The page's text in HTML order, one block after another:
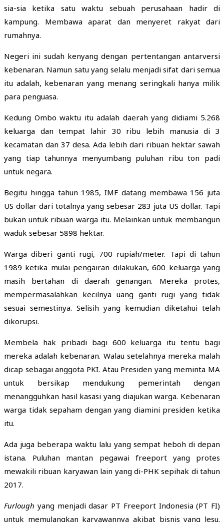
sia-sia ketika satu waktu sebuah perusahaan hadir di
kampung. Membawa aparat dan menyeret rakyat dari
rumahnya.
Negeri ini sudah kenyang dengan pertentangan antarversi
kebenaran. Namun satu yang selalu menjadi sifat dari semua
itu adalah, kebenaran yang menang seringkali hanya milik
para penguasa.
Kedung Ombo waktu itu adalah daerah yang didiami 5.268
keluarga dan tempat lahir 30 ribu lebih manusia di 3
kecamatan dan 37 desa. Ada lebih dari ribuan hektar sawah
yang tiap tahunnya menyumbang puluhan ribu ton padi
untuk negara.
Begitu hingga tahun 1985, IMF datang membawa 156 juta
US dollar dari totalnya yang sebesar 283 juta US dollar. Tapi
bukan untuk ribuan warga itu. Melainkan untuk membangun
waduk sebesar 5898 hektar.
Warga diberi ganti rugi, 700 rupiah/meter. Tapi di tahun
1989 ketika mulai pengairan dilakukan, 600 keluarga yang
masih bertahan di daerah genangan. Mereka protes,
mempermasalahkan kecilnya uang ganti rugi yang tidak
sesuai semestinya. Selisih yang kemudian diketahui telah
dikorupsi.
Membela hak pribadi bagi 600 keluarga itu tentu bagi
mereka adalah kebenaran. Walau setelahnya mereka malah
dicap sebagai anggota PKI. Atau Presiden yang meminta MA
untuk bersikap mendukung pemerintah dengan
menangguhkan hasil kasasi yang diajukan warga. Kebenaran
warga tidak sepaham dengan yang diamini presiden ketika
itu.
Ada juga beberapa waktu lalu yang sempat heboh di depan
istana. Puluhan mantan pegawai freeport yang protes
mewakili ribuan karyawan lain yang di-PHK sepihak di tahun
2017.
Furlough yang menjadi dasar PT Freeport Indonesia (PT FI)
untuk memulangkan karyawannya akibat bisnis yang lesu.